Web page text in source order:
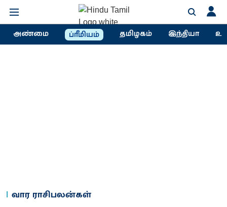
அண்மை ப்ரீமியம் தமிழகம் இந்தியா
வார ராசிபலன்கள்